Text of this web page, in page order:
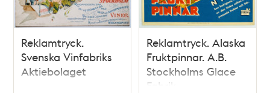
Reklamtryck.
Svenska Vinfabriks
Aktiebolaget
Reklamtryck. Alaska
Fruktpinnar. A.B.
Stockholms Glace
Fabrik